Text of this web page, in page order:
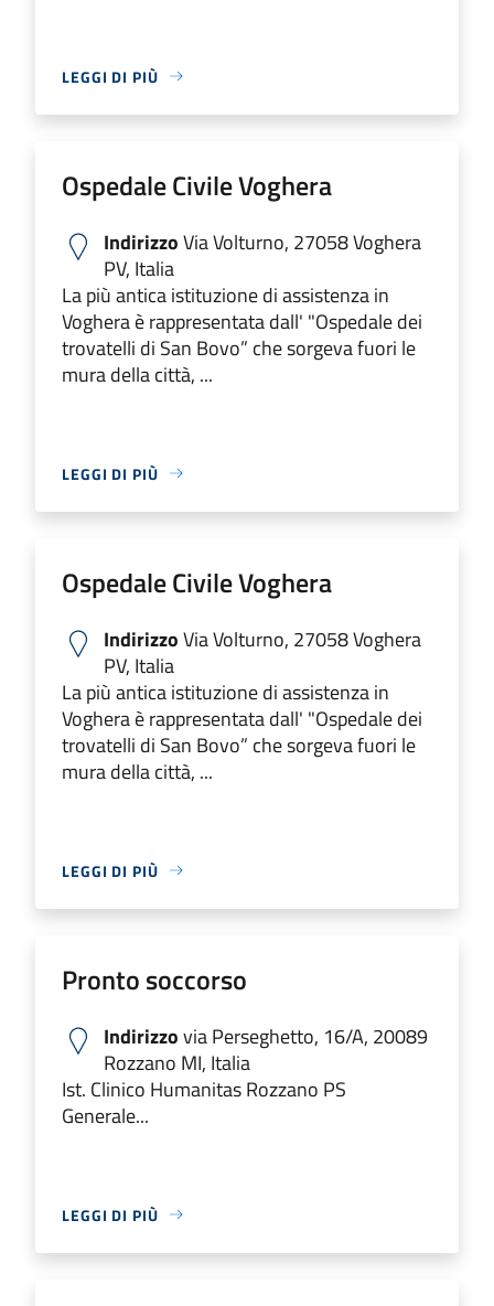
LEGGI DI PIÙ
Ospedale Civile Voghera
IndirizzoVia Volturno, 27058 Voghera
PV, Italia
La più antica istituzione di assistenza in
Voghera è rappresentata dall' "Ospedale dei
trovatelli di San Bovo” che sorgeva fuori le
mura della città, ...
LEGGI DI PIÙ
Ospedale Civile Voghera
IndirizzoVia Volturno, 27058 Voghera
PV, Italia
La più antica istituzione di assistenza in
Voghera è rappresentata dall' "Ospedale dei
trovatelli di San Bovo” che sorgeva fuori le
mura della città, ...
LEGGI DI PIÙ
Pronto soccorso
Indirizzovia Perseghetto, 16/A, 20089
Rozzano MI, Italia
Ist. Clinico Humanitas Rozzano PS
Generale...
LEGGI DI PIÙ